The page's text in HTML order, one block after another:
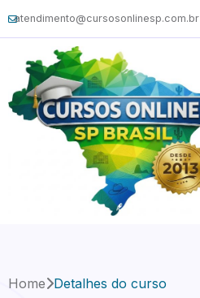
atendimento@cursosonlinesp.com.br
Home Detalhes do curso